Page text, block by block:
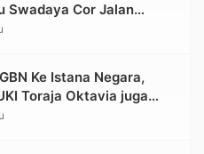
Swadaya Cor Jalan
Ke Istana Negara,
Toraja Oktavia juga
Seni Mahasiswa